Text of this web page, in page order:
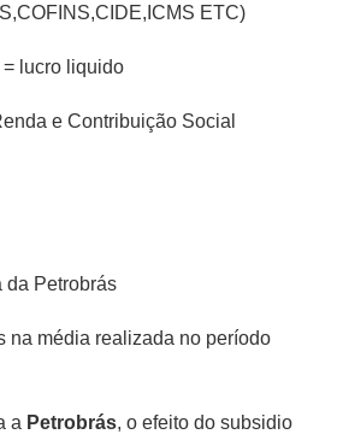
ETC)
lucro liquido
e Contribuição Social
da Petrobrás
na média realizada no período
a Petrobrás, o efeito do subsidio